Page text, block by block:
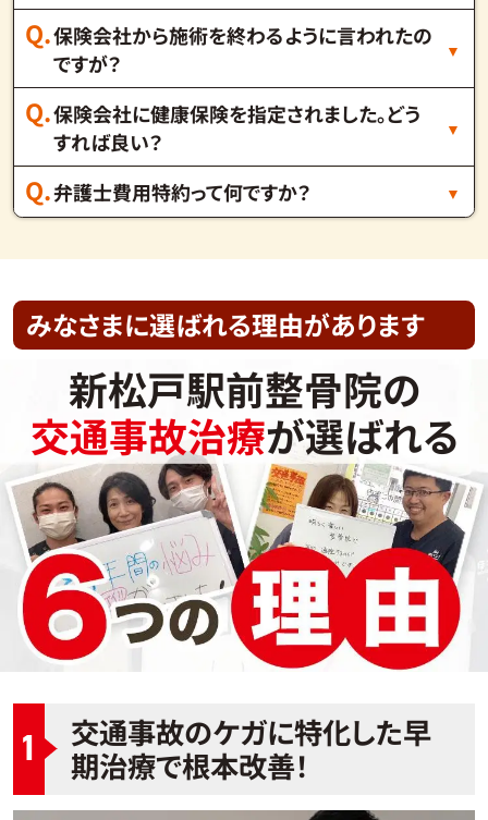
保険会社から施術を終わるように言われたの
ですが？
保険会社に健康保険を指定されました。どう
すれば良い？
弁護士費用特約って何ですか？
みなさまに選ばれる理由があります
新松戸駅前整骨院の
交通事故治療が選ばれる
1
交通事故のケガに特化した早
期治療で根本改善！